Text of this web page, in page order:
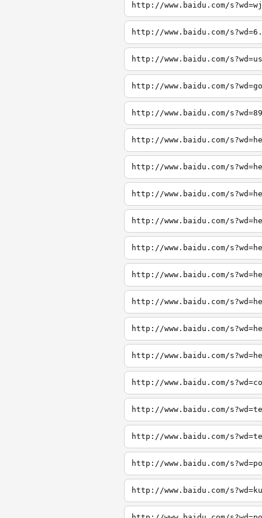
http://www.baidu.com/
http://www.baidu.com/
http://www.baidu.com/
http://www.baidu.com/
http://www.baidu.com/
http://www.baidu.com/
http://www.baidu.com/
http://www.baidu.com/
http://www.baidu.com/
http://www.baidu.com/
http://www.baidu.com/
http://www.baidu.com/
http://www.baidu.com/
http://www.baidu.com/
http://www.baidu.com/
http://www.baidu.com/
http://www.baidu.com/
http://www.baidu.com/
http://www.baidu.com/